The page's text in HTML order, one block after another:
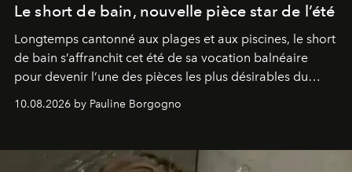
Le short de bain, nouvelle pièce star de l’été
Longtemps cantonné aux plages et aux piscines, le short
de bain s’affranchit cet été de sa vocation balnéaire
pour devenir l’une des pièces les plus désirables du
10.08.2026 by Pauline Borgogno